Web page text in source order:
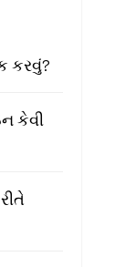
કરવું?
કેવી